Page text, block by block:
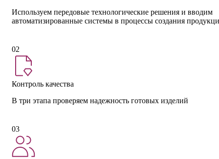
Используем передовые технологические решения и вводим
автоматизированные системы в процессы создания
02
Контроль качества
В три этапа проверяем надежность готовых изделий
03